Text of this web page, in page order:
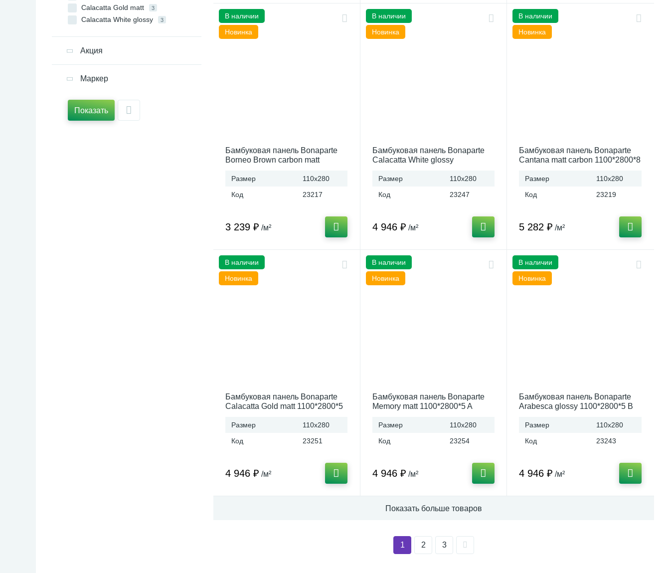
Calacatta Gold matt 3
Calacatta White glossy 3
Magic Black carbon matt
Marmara glossy carbon
Memory matt
Serenata glossy carbon
Акция
Маркер
Показать
В наличии
Новинка
Бамбуковая панель Bonaparte
Borneo Brown carbon matt
Размер
110x280
Код
23217
3 239 ₽ /м²
В наличии
Новинка
Бамбуковая панель Bonaparte
Calacatta White glossy
Размер
110x280
Код
23247
4 946 ₽ /м²
В наличии
Новинка
Бамбуковая панель Bonaparte
Cantana matt carbon 1100*2800*8
Размер
110x280
Код
23219
5 282 ₽ /м²
В наличии
Новинка
Бамбуковая панель Bonaparte
Calacatta Gold matt 1100*2800*5
Размер
110x280
Код
23251
4 946 ₽ /м²
В наличии
Новинка
Бамбуковая панель Bonaparte
Memory matt 1100*2800*5 A
Размер
110x280
Код
23254
4 946 ₽ /м²
В наличии
Новинка
Бамбуковая панель Bonaparte
Arabesca glossy 1100*2800*5 B
Размер
110x280
Код
23243
4 946 ₽ /м²
Показать больше товаров
1 2 3